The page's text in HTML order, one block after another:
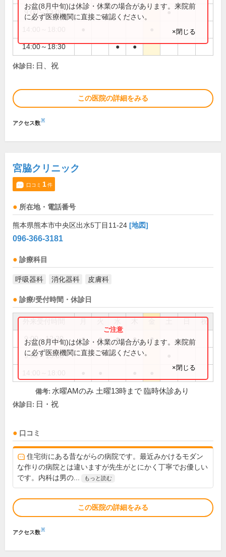
9:00～13:00 ●
14:00～18:30 ● ●
お盆(8月中旬)は休診・休業の場合があります。来院前
に必ず医療機関に直接ご確認ください。
×閉じる
休診日: 日、祝
この医院の詳細をみる
アクセス数※
宮脇クリニック
口コミ 1件
所在地・電話番号
熊本県熊本市中央区出水5丁目11-24 [地図]
096-366-3181
診療科目
呼吸器科 消化器科 皮膚科
診療/受付時間・休診日
祝
9:00～12:30 ● ● ● ● ●
9:00～13:00
お盆(8月中旬)は休診・休業の場合があります。来院前
に必ず医療機関に直接ご確認ください。
×閉じる
備考: 水曜AMのみ 土曜13時まで 臨時休診あり
休診日: 日・祝
口コミ
住宅街にある昔ながらの病院です。最近みかけるモダン
な作りの病院とは違いますが先生がとにかく丁寧でお優しい
です。内科は男の...
もっと読む
この医院の詳細をみる
アクセス数※